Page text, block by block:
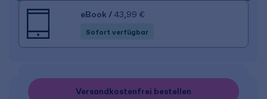
eBook / 43,99 €
Sofort verfügbar
Versandkostenfrei bestellen